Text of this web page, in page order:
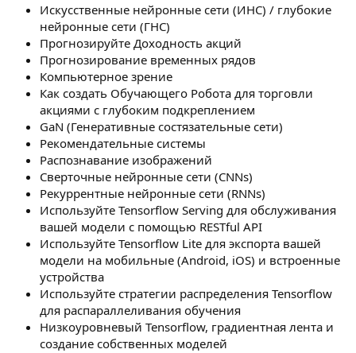
Искусственные нейронные сети (ИНС) / глубокие
нейронные сети (ГНС)
Прогнозируйте Доходность акций
Прогнозирование временных рядов
Компьютерное зрение
Как создать Обучающего Робота для торговли
акциями с глубоким подкреплением
GaN (Генеративные состязательные сети)
Рекомендательные системы
Распознавание изображений
Сверточные нейронные сети (CNNs)
Рекуррентные нейронные сети (RNNs)
Используйте Tensorflow Serving для обслуживания
вашей модели с помощью RESTful API
Используйте Tensorflow Lite для экспорта вашей
модели на мобильные (Android, iOS) и встроенные
устройства
Используйте стратегии распределения Tensorflow
для распараллеливания обучения
Низкоуровневый Tensorflow, градиентная лента и
создание собственных моделей